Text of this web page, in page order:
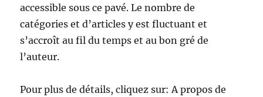
accessible sous ce pavé. Le nombre de
catégories et d’articles y est fluctuant et
s’accroît au fil du temps et au bon gré de
l’auteur.
Pour plus de détails, cliquez sur: A propos de